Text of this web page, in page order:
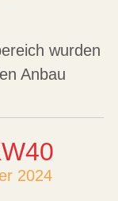
wurden
Anbau
2024